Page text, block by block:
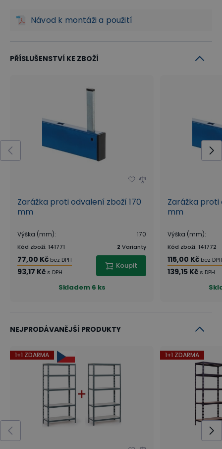
Návod k montáži a použití
PŘÍSLUŠENSTVÍ KE ZBOŽÍ
Zarážka proti odvalení zboží 170
mm
Výška (mm): 170
Kód zboží: 141771 2 Varianty
77,00 Kč bez DPH
93,17 Kč s DPH
Koupit
Skladem 6 ks
Zarážka proti
mm
Výška (mm):
Kód zboží: 141772
115,00 Kč bez DPH
139,15 Kč s DPH
NEJPRODÁVANĚJŠÍ PRODUKTY
1+1 ZDARMA 1+1 ZDARMA